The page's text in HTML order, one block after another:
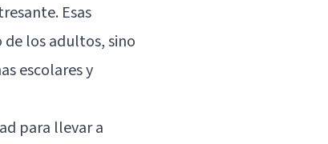
Esas
los adultos, sino
escolares y
para llevar a